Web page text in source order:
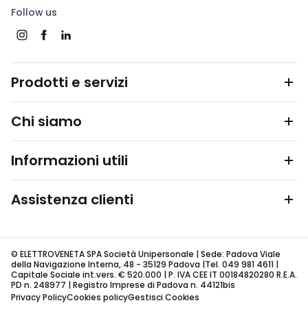
Follow us
Prodotti e servizi
Chi siamo
Informazioni utili
Assistenza clienti
© ELETTROVENETA SPA Società Unipersonale | Sede: Padova Viale
della Navigazione Interna, 48 - 35129 Padova |Tel. 049 981 4611 |
Capitale Sociale int.vers. € 520.000 | P. IVA CEE IT 00184820280 R.E.A.
PD n. 248977 | Registro Imprese di Padova n. 44121bis
Privacy PolicyCookies policyGestisci Cookies